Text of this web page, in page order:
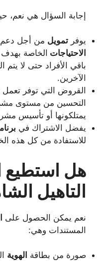
إجابة السؤال هي نعم،
يوفر تمويل من أجل دعم
الاحتياجات الخاصة
باقي الأفراد حتى لا يتم
الآخرين.
القروض التي توفر
التحسين من مستوى
يمتلكونها أو تأسيس
يفضل الاشتراك في
للاستفادة من كل هذه
هل
التاهيل
نعم يمكن الحصول على
المستندات وهي:
صورة من بطاقة الهوية